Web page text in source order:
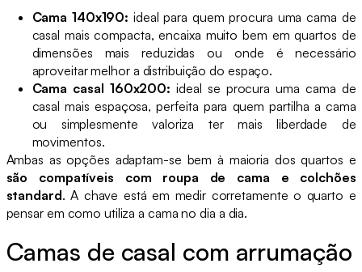
Cama 140x190: ideal para quem procura uma cama de
casal mais compacta, encaixa muito bem em quartos de
dimensões mais reduzidas ou onde é necessário
aproveitar melhor a distribuição do espaço.
Cama casal 160x200: ideal se procura uma cama de
casal mais espaçosa, perfeita para quem partilha a cama
ou simplesmente valoriza ter mais liberdade de
movimentos.
Ambas as opções adaptam-se bem à maioria dos quartos e
são compatíveis com roupa de cama e colchões
standard. A chave está em medir corretamente o quarto e
pensar em como utiliza a cama no dia a dia.
Camas de casal com arrumação